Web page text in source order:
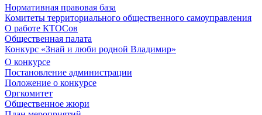
Нормативная правовая база
Комитеты территориального общественного самоуправления
О работе КТОСов
Общественная палата
Конкурс «Знай и люби родной Владимир»
О конкурсе
Постановление администрации
Положение о конкурсе
Оргкомитет
Общественное жюри